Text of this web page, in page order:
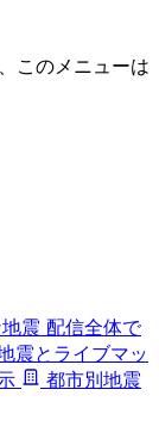
このメニューは
震 配信全体で
震とライブマッ
都市別地震